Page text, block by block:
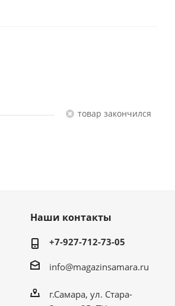
Товар закончился
Наши контакты
+7-927-712-73-05
info@magazinsamara.ru
г.Самара, ул. Стара-